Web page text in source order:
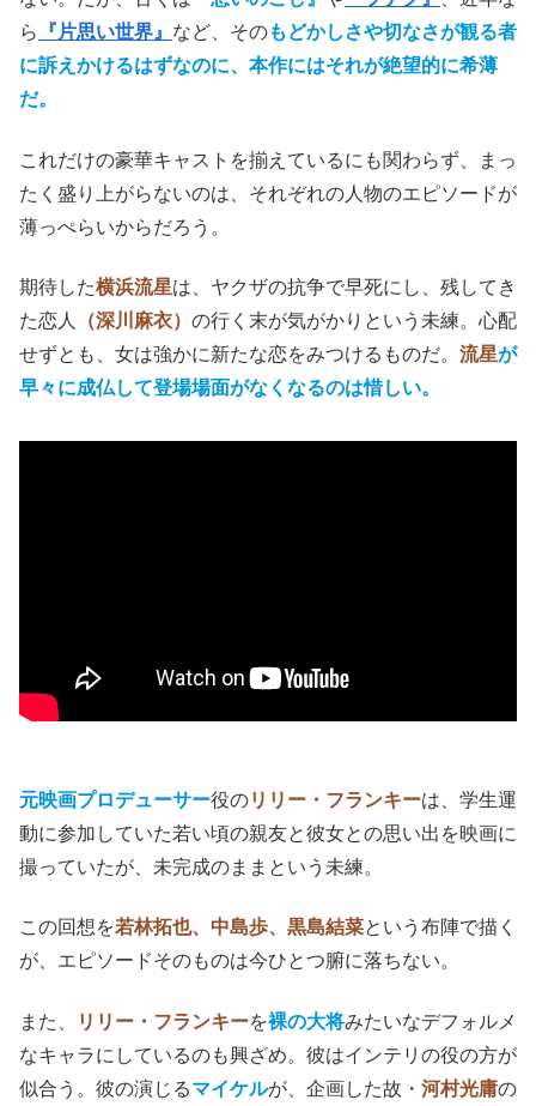
ら
『片思い世界』 など、そのもどかしさや切なさが観る者
に訴えかけるはずなのに、本作にはそれが絶望的に希薄
だ。
これだけの豪華キャストを揃えているにも関わらず、まっ
たく盛り上がらないのは、それぞれの人物のエピソードが
薄っぺらいからだろう。
期待した横浜流星は、ヤクザの抗争で早死にし、残してき
た恋人
（深川麻衣） の行く末が気がかりという未練。心配
せずとも、女は強かに新たな恋をみつけるものだ。 流星が
早々に成仏して登場場面がなくなるのは惜しい。
元映画プロデューサー役のリリー・フランキーは、学生運
動に参加していた若い頃の親友と彼女との思い出を映画に
撮っていたが、未完成のままという未練。
この回想を若林拓也、中島歩、黒島結菜という布陣で描く
が、エピソードそのものは今ひとつ腑に落ちない。
また、 リリー・フランキーを裸の大将みたいなデフォルメ
なキャラにしているのも興ざめ。彼はインテリの役の方が
似合う。彼の演じるマイケルが、企画した故・ 河村光庸の